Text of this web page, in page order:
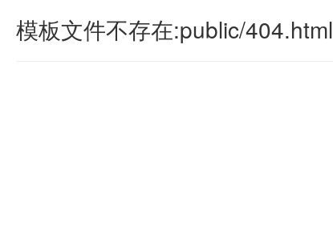
模板文件不存在:public/404.html